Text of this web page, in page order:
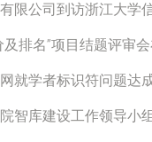
限公司到访浙江大学
及排名”项目结题评审
就学者标识符问题达
智库建设工作领导小